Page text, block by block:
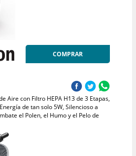
COMPRAR
Aire con Filtro HEPA H13 de 3 Etapas,
de tan solo 5W, Silencioso a
el Polen, el Humo y el Pelo de